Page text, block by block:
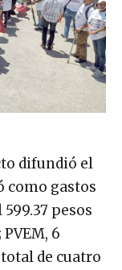
difundió el
como gastos
pesos
6
de cuatro